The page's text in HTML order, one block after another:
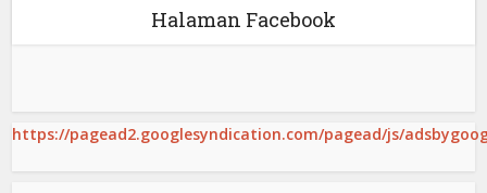
Halaman Facebook
https://pagead2.googlesyndication.com/pagead/js/